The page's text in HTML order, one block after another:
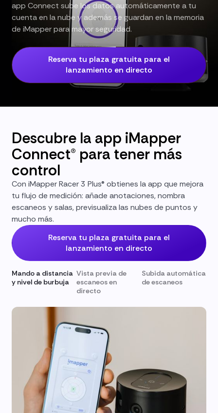
app Connect sube los datos automáticamente a tu
cuenta en la nube y además se guardan en la memoria
de iMapper para mayor seguridad.
Reserva tu plaza gratuita para el
lanzamiento en directo
Descubre la app iMapper
Connect® para tener más
control
Con iMapper Racer 3 Plus® obtienes la app que mejora
tu flujo de medición: añade anotaciones, nombra
escaneos y salas, previsualiza las nubes de puntos y
mucho más.
Reserva tu plaza gratuita para el
lanzamiento en directo
Mando a distancia
y nivel de burbuja
Vista previa de
escaneos en
directo
Subida automática
de escaneos